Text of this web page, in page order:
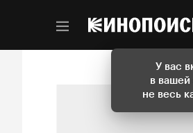
У вас
в вашей
не весь